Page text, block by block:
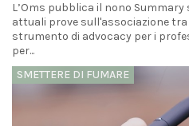
L’Oms pubblica il nono
attuali prove sull'associazione
strumento di advocacy per i
per...
SMETTERE DI FUMARE